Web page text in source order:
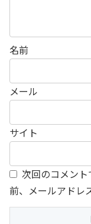
名前
メール
サイト
次回のコメン
前、メールアドレ